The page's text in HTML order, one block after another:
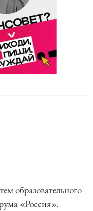
образовательного
«Россия».